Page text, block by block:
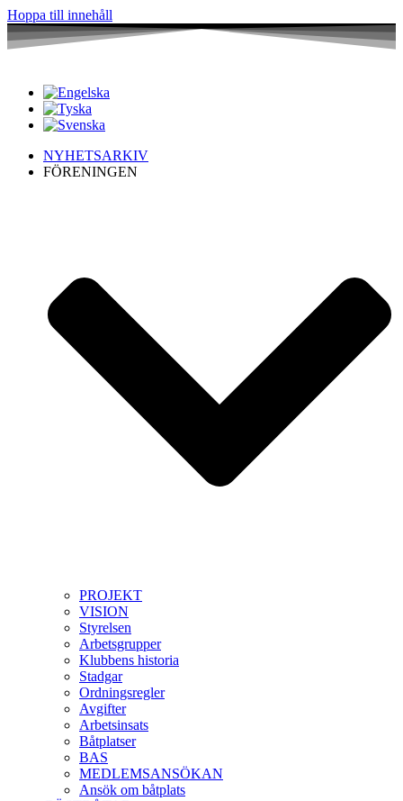
Hoppa till innehåll
NYHETSARKIV
FÖRENINGEN
PROJEKT
VISION
Styrelsen
Arbetsgrupper
Klubbens historia
Stadgar
Ordningsregler
Avgifter
Arbetsinsats
Båtplatser
BAS
MEDLEMSANSÖKAN
Ansök om båtplats